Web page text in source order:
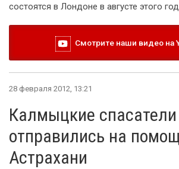
состоятся в Лондоне в августе этого
Смотрите наши видео на
28 февраля 2012, 13:21
Калмыцкие спасатели
отправились на
Астрахани